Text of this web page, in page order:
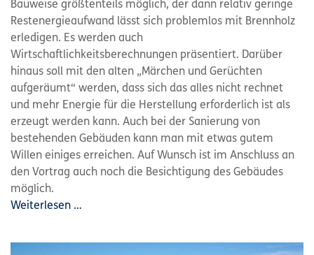
Bauweise größtenteils möglich, der dann relativ geringe
Restenergieaufwand lässt sich problemlos mit Brennholz
erledigen. Es werden auch
Wirtschaftlichkeitsberechnungen präsentiert. Darüber
hinaus soll mit den alten „Märchen und Gerüchten
aufgeräumt“ werden, dass sich das alles nicht rechnet
und mehr Energie für die Herstellung erforderlich ist als
erzeugt werden kann. Auch bei der Sanierung von
bestehenden Gebäuden kann man mit etwas gutem
Willen einiges erreichen. Auf Wunsch ist im Anschluss an
den Vortrag auch noch die Besichtigung des Gebäudes
möglich.
Weiterlesen …